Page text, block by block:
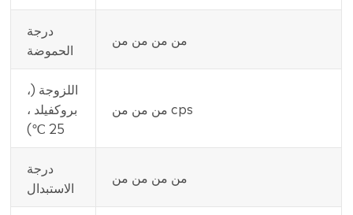
درجة
الحموضة
من من من من
اللزوجة (،
بروكفيلد ،
25 ℃)
من من من cps
درجة
الاستبدال
من من من من